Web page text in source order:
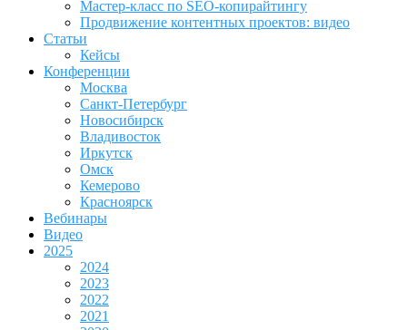
Мастер-класс по SEO-копирайтингу
Продвижение контентных проектов: видео
Статьи
Кейсы
Конференции
Москва
Санкт-Петербург
Новосибирск
Владивосток
Иркутск
Омск
Кемерово
Красноярск
Вебинары
Видео
2025
2024
2023
2022
2021